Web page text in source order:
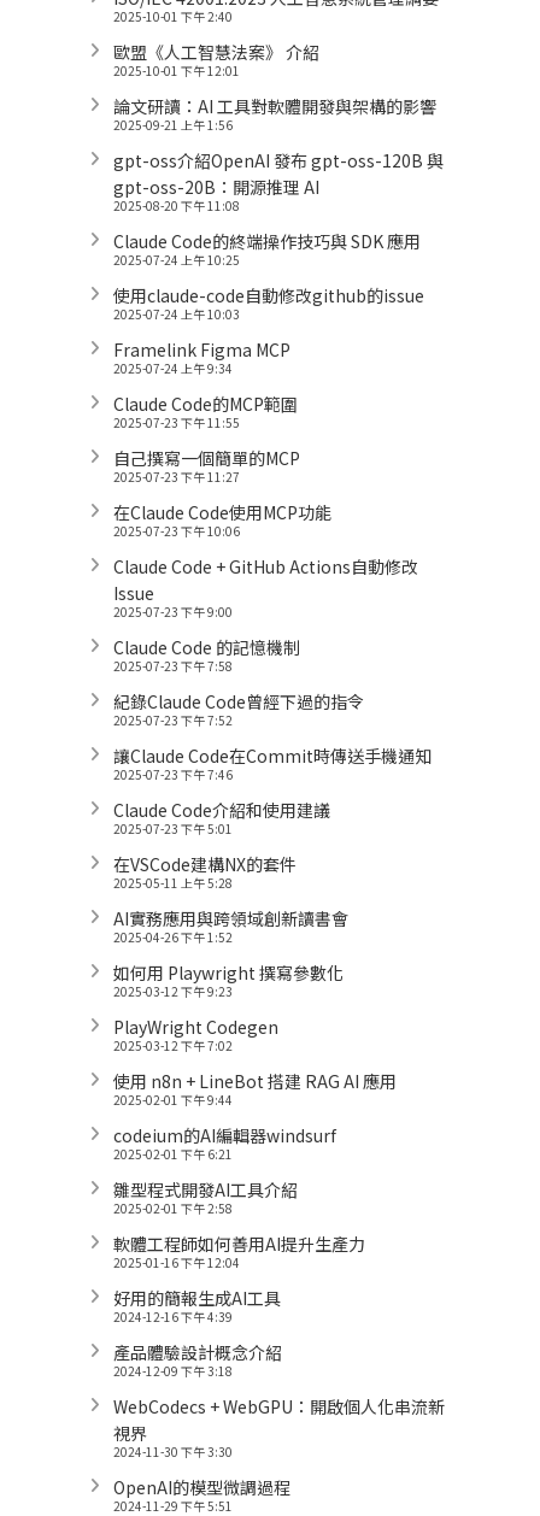
2025-10-01 下午 2:40
歐盟《人工智慧法案》 介紹
2025-10-01 下午 12:01
論文研讀：AI 工具對軟體開發與架構的影響
2025-09-21 上午 1:56
gpt-oss介紹OpenAI 發布 gpt-oss-120B 與
gpt-oss-20B：開源推理 AI
2025-08-20 下午 11:08
Claude Code的終端操作技巧與 SDK 應用
2025-07-24 上午 10:25
使用claude-code自動修改github的issue
2025-07-24 上午 10:03
Framelink Figma MCP
2025-07-24 上午 9:34
Claude Code的MCP範圍
2025-07-23 下午 11:55
自己撰寫一個簡單的MCP
2025-07-23 下午 11:27
在Claude Code使用MCP功能
2025-07-23 下午 10:06
Claude Code + GitHub Actions自動修改
Issue
2025-07-23 下午 9:00
Claude Code 的記憶機制
2025-07-23 下午 7:58
紀錄Claude Code曾經下過的指令
2025-07-23 下午 7:52
讓Claude Code在Commit時傳送手機通知
2025-07-23 下午 7:46
Claude Code介紹和使用建議
2025-07-23 下午 5:01
在VSCode建構NX的套件
2025-05-11 上午 5:28
AI實務應用與跨領域創新讀書會
2025-04-26 下午 1:52
如何用 Playwright 撰寫參數化
2025-03-12 下午 9:23
PlayWright Codegen
2025-03-12 下午 7:02
使用 n8n + LineBot 搭建 RAG AI 應用
2025-02-01 下午 9:44
codeium的AI編輯器windsurf
2025-02-01 下午 6:21
雛型程式開發AI工具介紹
2025-02-01 下午 2:58
軟體工程師如何善用AI提升生產力
2025-01-16 下午 12:04
好用的簡報生成AI工具
2024-12-16 下午 4:39
產品體驗設計概念介紹
2024-12-09 下午 3:18
WebCodecs + WebGPU：開啟個人化串流新
視界
2024-11-30 下午 3:30
OpenAI的模型微調過程
2024-11-29 下午 5:51